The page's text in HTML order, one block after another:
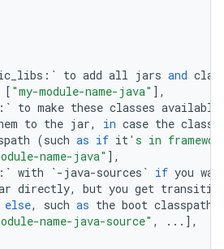
: ` to add all jars and
[ "my-module-name-java" ],
: ` to make these classes available
to the jar, in case the
(such as if it's in
name-java" ],
: ` with `- java-sources ` if you
directly, but you get
else, such as the boot classpath
name-java-source" , ... ],